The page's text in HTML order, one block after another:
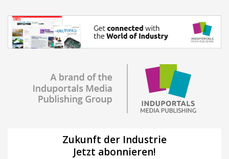
Zukunft der Industrie
Jetzt abonnieren!